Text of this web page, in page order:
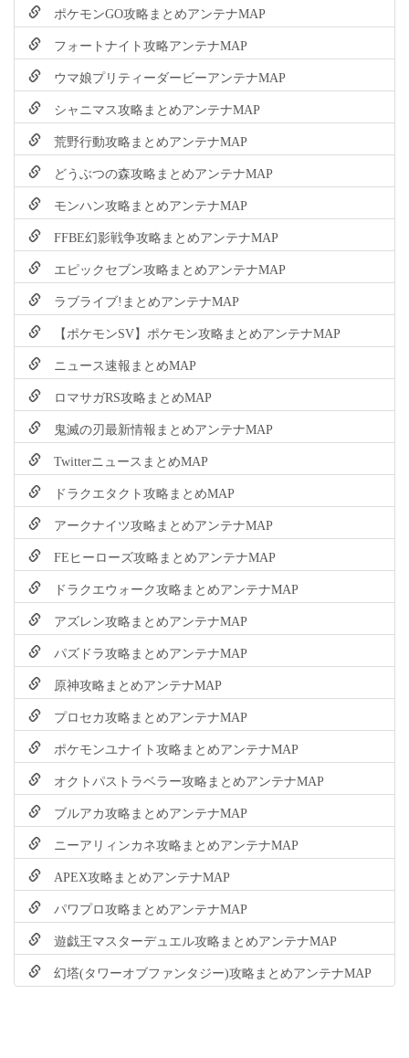
ポケモンGO攻略まとめアンテナMAP
フォートナイト攻略アンテナMAP
ウマ娘プリティーダービーアンテナMAP
シャニマス攻略まとめアンテナMAP
荒野行動攻略まとめアンテナMAP
どうぶつの森攻略まとめアンテナMAP
モンハン攻略まとめアンテナMAP
FFBE幻影戦争攻略まとめアンテナMAP
エピックセブン攻略まとめアンテナMAP
ラブライブ!まとめアンテナMAP
【ポケモンSV】ポケモン攻略まとめアンテナMAP
ニュース速報まとめMAP
ロマサガRS攻略まとめMAP
鬼滅の刃最新情報まとめアンテナMAP
TwitterニュースまとめMAP
ドラクエタクト攻略まとめMAP
アークナイツ攻略まとめアンテナMAP
FEヒーローズ攻略まとめアンテナMAP
ドラクエウォーク攻略まとめアンテナMAP
アズレン攻略まとめアンテナMAP
パズドラ攻略まとめアンテナMAP
原神攻略まとめアンテナMAP
プロセカ攻略まとめアンテナMAP
ポケモンユナイト攻略まとめアンテナMAP
オクトパストラベラー攻略まとめアンテナMAP
ブルアカ攻略まとめアンテナMAP
ニーアリィンカネ攻略まとめアンテナMAP
APEX攻略まとめアンテナMAP
パワプロ攻略まとめアンテナMAP
遊戯王マスターデュエル攻略まとめアンテナMAP
幻塔(タワーオブファンタジー)攻略まとめアンテナMAP